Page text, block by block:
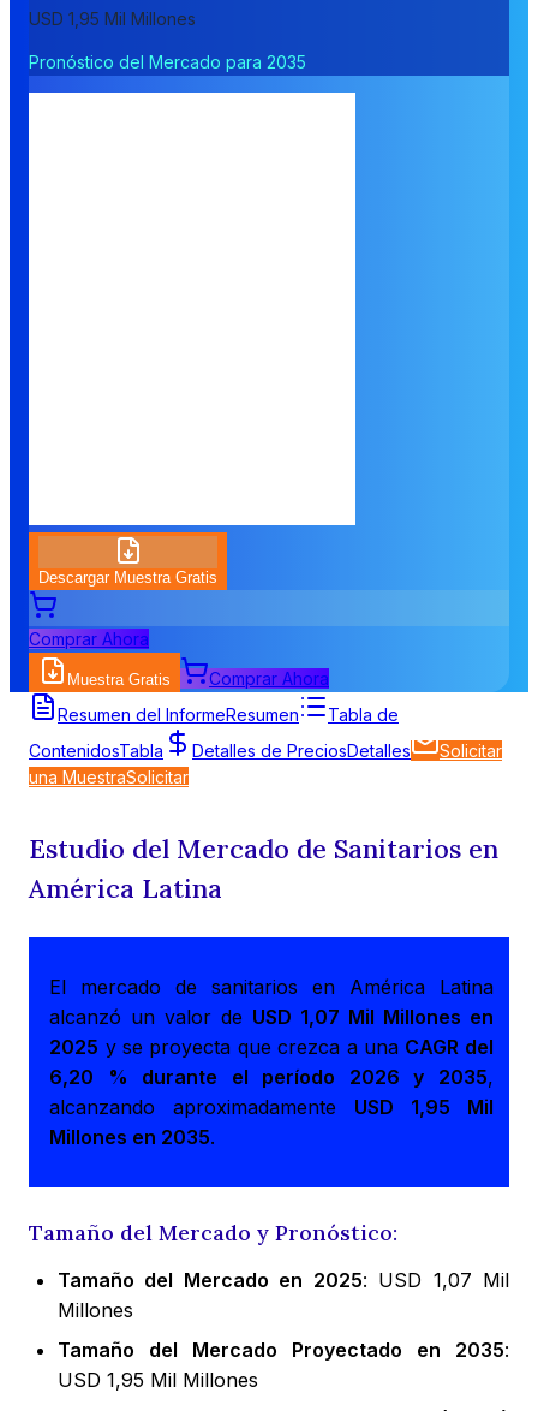
USD 1,95 Mil Millones
Pronóstico del Mercado para 2035
Descargar Muestra Gratis
Comprar Ahora
Muestra Gratis
Comprar Ahora
Resumen del InformeResumen
Tabla de
ContenidosTabla Detalles de PreciosDetalles
Solicitar
una MuestraSolicitar
Estudio del Mercado de Sanitarios en
América Latina
El mercado de sanitarios en América Latina
alcanzó un valor de USD 1,07 Mil Millones en
2025 y se proyecta que crezca a una CAGR del
6,20 % durante el período 2026 y 2035,
alcanzando aproximadamente USD 1,95 Mil
Millones en 2035.
Tamaño del Mercado y Pronóstico:
Tamaño del Mercado en 2025: USD 1,07 Mil
Millones
Tamaño del Mercado Proyectado en 2035:
USD 1,95 Mil Millones